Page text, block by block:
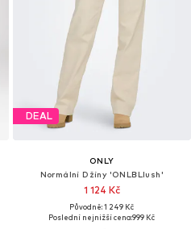
DEAL
ONLY
Normální Džíny 'ONLBLlush'
1 124 Kč
Původně: 1 249 Kč
Poslední nejnižší cena:999 Kč